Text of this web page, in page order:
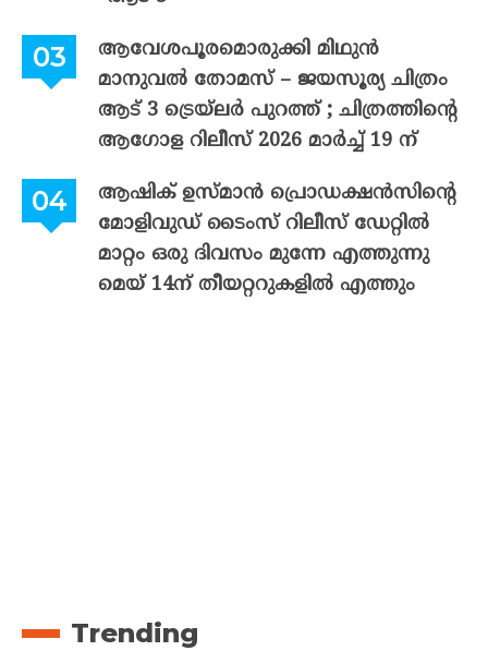
ആവേശപൂരമൊരുക്കി മിഥുൻ
മാനുവൽ തോമസ് – ജയസൂര്യ ചിത്രം
ആട് 3 ട്രെയ്‌ലർ പുറത്ത് ; ചിത്രത്തിന്റെ
ആഗോള റിലീസ് 2026 മാർച്ച് 19 ന്
ആഷിക് ഉസ്മാൻ പ്രൊഡക്ഷൻസിന്റെ
മോളിവുഡ് ടൈംസ് റിലീസ് ഡേറ്റിൽ
മാറ്റം ഒരു ദിവസം മുന്നേ എത്തുന്നു
മെയ് 14ന് തീയറ്ററുകളിൽ എത്തും
Trending